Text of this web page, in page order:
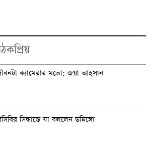
ক্যামেরার মতো: জয়া আহসান
সিদ্ধান্তে যা বললেন ডমিঙ্গো